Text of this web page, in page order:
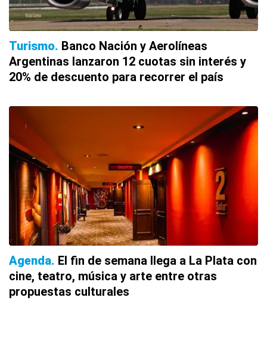
Turismo Banco Nación y Aerolíneas
Argentinas lanzaron 12 cuotas sin interés y
20% de descuento para recorrer el país
Agenda El fin de semana llega a La Plata con
cine, teatro, música y arte entre otras
propuestas culturales